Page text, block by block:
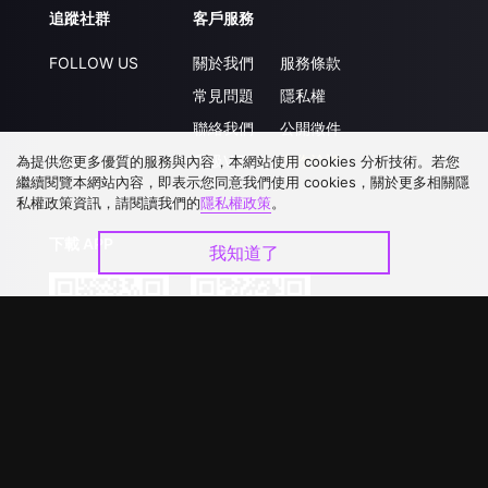
追蹤社群
FOLLOW US
客戶服務
關於我們
常見問題
聯絡我們
升級VIP
服務條款
隱私權
公開徵件
合作洽談
為提供您更多優質的服務與內容，本網站使用 cookies 分析技術。若您
繼續閱覽本網站內容，即表示您同意我們使用 cookies，關於更多相關隱
私權政策資訊，請閱讀我們的隱私權政策。
我知道了